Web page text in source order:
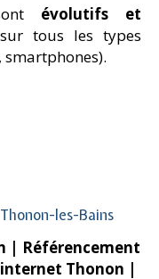
évolutifs et
tous les types
smartphones).
les-Bains
| Référencement
Thonon |